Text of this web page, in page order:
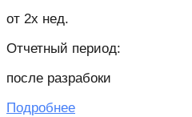
от 2х нед.
Отчетный период:
после разрабоки
Подробнее